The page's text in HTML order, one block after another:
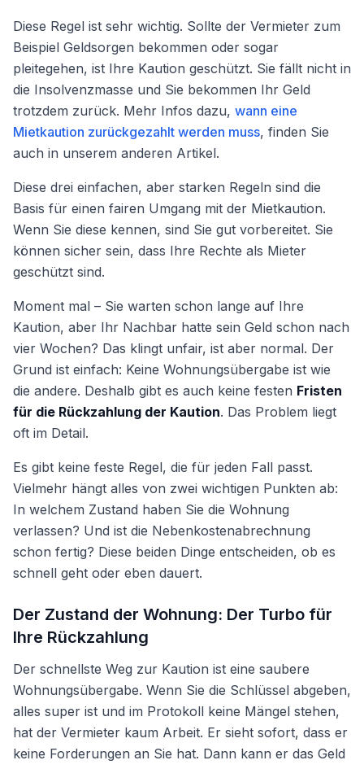
Diese Regel ist sehr wichtig. Sollte der Vermieter zum
Beispiel Geldsorgen bekommen oder sogar
pleitegehen, ist Ihre Kaution geschützt. Sie fällt nicht in
die Insolvenzmasse und Sie bekommen Ihr Geld
trotzdem zurück. Mehr Infos dazu, wann eine
Mietkaution zurückgezahlt werden muss, finden Sie
auch in unserem anderen Artikel.
Diese drei einfachen, aber starken Regeln sind die
Basis für einen fairen Umgang mit der Mietkaution.
Wenn Sie diese kennen, sind Sie gut vorbereitet. Sie
können sicher sein, dass Ihre Rechte als Mieter
geschützt sind.
Moment mal – Sie warten schon lange auf Ihre
Kaution, aber Ihr Nachbar hatte sein Geld schon nach
vier Wochen? Das klingt unfair, ist aber normal. Der
Grund ist einfach: Keine Wohnungsübergabe ist wie
die andere. Deshalb gibt es auch keine festen Fristen
für die Rückzahlung der Kaution. Das Problem liegt
oft im Detail.
Es gibt keine feste Regel, die für jeden Fall passt.
Vielmehr hängt alles von zwei wichtigen Punkten ab:
In welchem Zustand haben Sie die Wohnung
verlassen? Und ist die Nebenkostenabrechnung
schon fertig? Diese beiden Dinge entscheiden, ob es
schnell geht oder eben dauert.
Der Zustand der Wohnung: Der Turbo für
Ihre Rückzahlung
Der schnellste Weg zur Kaution ist eine saubere
Wohnungsübergabe. Wenn Sie die Schlüssel abgeben,
alles super ist und im Protokoll keine Mängel stehen,
hat der Vermieter kaum Arbeit. Er sieht sofort, dass er
keine Forderungen an Sie hat. Dann kann er das Geld